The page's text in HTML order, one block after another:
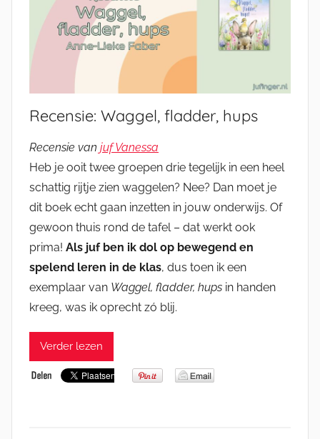
Recensie: Waggel, fladder, hups
Recensie van juf Vanessa
Heb je ooit twee groepen drie tegelijk in een heel
schattig rijtje zien waggelen? Nee? Dan moet je
dit boek echt gaan inzetten in jouw onderwijs. Of
gewoon thuis rond de tafel – dat werkt ook
prima! Als juf ben ik dol op bewegend en
spelend leren in de klas, dus toen ik een
exemplaar van Waggel, fladder, hups in handen
kreeg, was ik oprecht zó blij.
Verder lezen